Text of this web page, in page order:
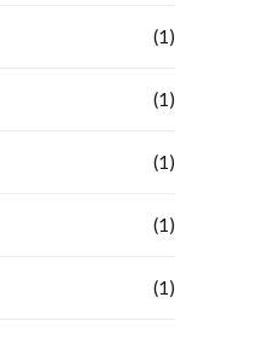
(1)
(1)
(1)
(1)
(1)